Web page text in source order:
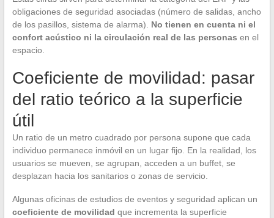
obligaciones de seguridad asociadas (número de salidas, ancho
de los pasillos, sistema de alarma). No tienen en cuenta ni el
confort acústico ni la circulación real de las personas en el
espacio.
Coeficiente de movilidad: pasar
del ratio teórico a la superficie
útil
Un ratio de un metro cuadrado por persona supone que cada
individuo permanece inmóvil en un lugar fijo. En la realidad, los
usuarios se mueven, se agrupan, acceden a un buffet, se
desplazan hacia los sanitarios o zonas de servicio.
Algunas oficinas de estudios de eventos y seguridad aplican un
coeficiente de movilidad que incrementa la superficie